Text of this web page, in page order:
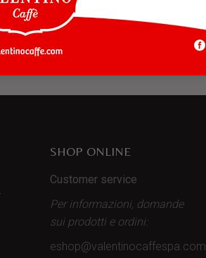
SHOP ONLINE
Customer service
Per informazioni, domande
sui prodotti e ordini:
eshop@valentinocaffespa.com